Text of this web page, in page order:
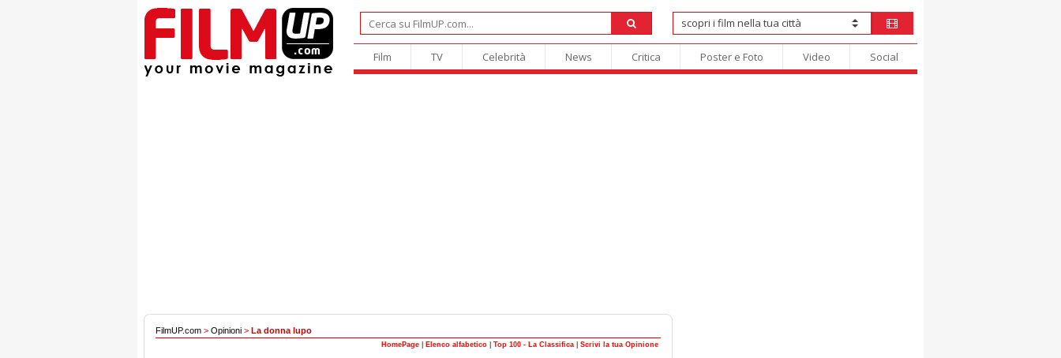
Film TV Celebrità News Critica Poster e Foto Video Social
FilmUP.com > Opinioni > La donna lupo
HomePage Elenco alfabetico Top 100 - La Classifica Scrivi la tua Opinione